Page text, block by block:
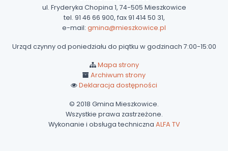
ul. Fryderyka Chopina 1, 74-505 Mieszkowice
tel. 91 46 66 900, fax 91 414 50 31,
e-mail: gmina@mieszkowice.pl
Urząd czynny od poniedziału do piątku w godzinach 7:00-15:00
Mapa strony
Archiwum strony
Deklaracja dostępności
© 2018 Gmina Mieszkowice.
Wszystkie prawa zastrzeżone.
Wykonanie i obsługa techniczna ALFA TV